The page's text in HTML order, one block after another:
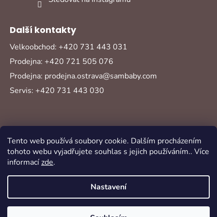
Tento web používá soubory cookie. Dalším procházením
tohoto webu vyjadřujete souhlas s jejich používáním.. Více
informacízde.
Nastavení
Další kontakty
Velkoobchod: +420 731 443 031
Prodejna: +420 721 505 076
Prodejna: prodejna.ostrava@sambaby.com
Servis: +420 731 443 030
Vytvořil Shoptet
Copyright 2026Sambaby